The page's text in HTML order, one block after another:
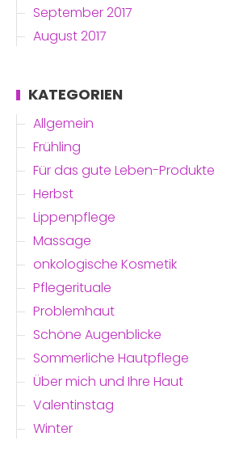
September 2017
August 2017
KATEGORIEN
Allgemein
Frühling
Für das gute Leben-Produkte
Herbst
Lippenpflege
Massage
onkologische Kosmetik
Pflegerituale
Problemhaut
Schöne Augenblicke
Sommerliche Hautpflege
Über mich und Ihre Haut
Valentinstag
Winter